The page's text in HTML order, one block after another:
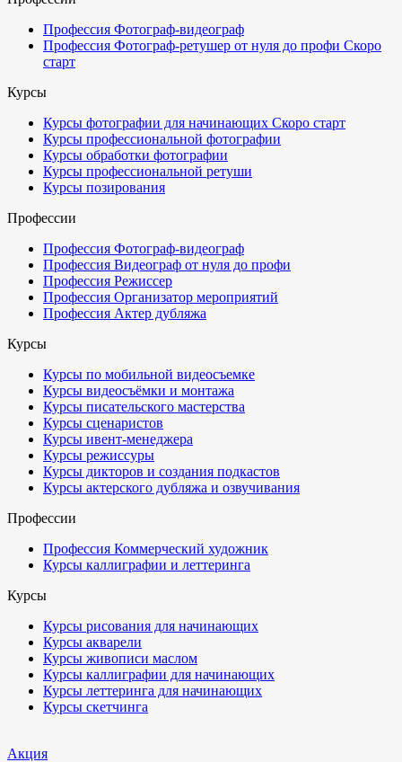
Профессия Фотограф-видеограф
Профессия Фотограф-ретушер от нуля до профи Скоро
старт
Курсы
Курсы фотографии для начинающих Скоро старт
Курсы профессиональной фотографии
Курсы обработки фотографии
Курсы профессиональной ретуши
Курсы позирования
Профессии
Профессия Фотограф-видеограф
Профессия Видеограф от нуля до профи
Профессия Режиссер
Профессия Организатор мероприятий
Профессия Актер дубляжа
Курсы
Курсы по мобильной видеосъемке
Курсы видеосъёмки и монтажа
Курсы писательского мастерства
Курсы сценаристов
Курсы ивент-менеджера
Курсы режиссуры
Курсы дикторов и создания подкастов
Курсы актерского дубляжа и озвучивания
Профессии
Профессия Коммерческий художник
Курсы каллиграфии и леттеринга
Курсы
Курсы рисования для начинающих
Курсы акварели
Курсы живописи маслом
Курсы каллиграфии для начинающих
Курсы леттеринга для начинающих
Курсы скетчинга
Акция